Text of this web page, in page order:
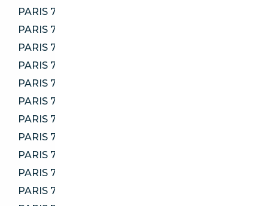
PARIS 75004
PARIS 75005
PARIS 75006
PARIS 75007
PARIS 75008
PARIS 75009
PARIS 75010
PARIS 75011
PARIS 75012
PARIS 75013
PARIS 75014